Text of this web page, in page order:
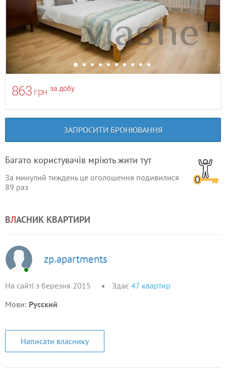
863 грн за добу
ЗАПРОСИТИ БРОНЮВАННЯ
Багато користувачів мріють жити тут
За минулий тиждень це оголошення подивилися
89 раз
ВЛАСНИК КВАРТИРИ
zp.apartments
На сайті з березня 2015 Здає 47 квартир
Мови: Русский
Написати власнику